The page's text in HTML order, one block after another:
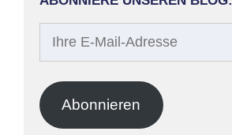
Adresse
Abonnieren